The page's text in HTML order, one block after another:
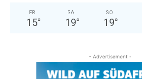
FR.
15°
SA.
19°
SO.
19°
- Advertisement -